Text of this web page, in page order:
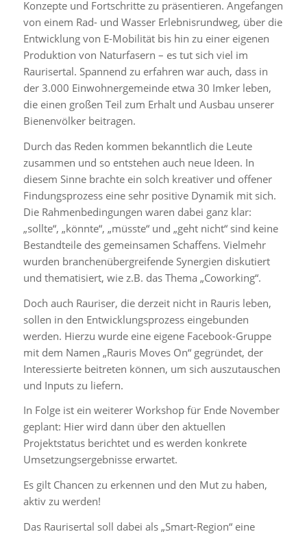
Konzepte und Fortschritte zu präsentieren. Angefangen
von einem Rad- und Wasser Erlebnisrundweg, über die
Entwicklung von E-Mobilität bis hin zu einer eigenen
Produktion von Naturfasern – es tut sich viel im
Raurisertal. Spannend zu erfahren war auch, dass in
der 3.000 Einwohnergemeinde etwa 30 Imker leben,
die einen großen Teil zum Erhalt und Ausbau unserer
Bienenvölker beitragen.
Durch das Reden kommen bekanntlich die Leute
zusammen und so entstehen auch neue Ideen. In
diesem Sinne brachte ein solch kreativer und offener
Findungsprozess eine sehr positive Dynamik mit sich.
Die Rahmenbedingungen waren dabei ganz klar:
„sollte“, „könnte“, „müsste“ und „geht nicht“ sind keine
Bestandteile des gemeinsamen Schaffens. Vielmehr
wurden branchenübergreifende Synergien diskutiert
und thematisiert, wie z.B. das Thema „Coworking“.
Doch auch Rauriser, die derzeit nicht in Rauris leben,
sollen in den Entwicklungsprozess eingebunden
werden. Hierzu wurde eine eigene Facebook-Gruppe
mit dem Namen „Rauris Moves On“ gegründet, der
Interessierte beitreten können, um sich auszutauschen
und Inputs zu liefern.
In Folge ist ein weiterer Workshop für Ende November
geplant: Hier wird dann über den aktuellen
Projektstatus berichtet und es werden konkrete
Umsetzungsergebnisse erwartet.
Es gilt Chancen zu erkennen und den Mut zu haben,
aktiv zu werden!
Das Raurisertal soll dabei als „Smart-Region“ eine